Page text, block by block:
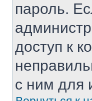
пароль.
доступ к
с ним для